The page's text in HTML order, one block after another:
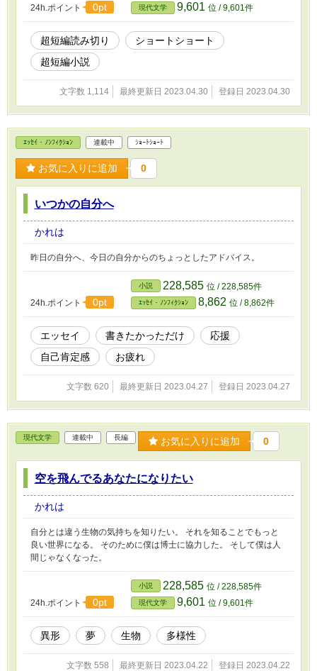
24h.ポイント 0pt 現代文学 9,601 位 / 9,601件
超短編読み切り
ショートショート
超短編小説
文字数 1,114 最終更新日 2023.04.30 登録日 2023.04.30
ｴｯｾｲ・ﾉﾝﾌｨｸｼｮﾝ 連載中 ｼｮｰﾄｼｮｰﾄ
お気に入りに追加 0
いつかの自分へ
かれは
昨日の自分へ、今日の自分からのちょっとしたアドバイス。
24h.ポイント 0pt
小説 228,585 位 / 228,585件
ｴｯｾｲ・ﾉﾝﾌｨｸｼｮﾝ 8,862 位 / 8,862件
エッセイ 書きたかっただけ
応援
自己肯定感
お疲れ
文字数 620 最終更新日 2023.04.27 登録日 2023.04.27
現代文学 連載中 長編 お気に入りに追加 0
空を飛んでるあなたになりたい
かれは
自分とは違う生物の気持ちを知りたい。 それを知ることでもっと
良い世界になる。 そのために僕は博士に協力した。 そして僕は人
間じゃなくなった。
24h.ポイント 0pt
小説 228,585 位 / 228,585件
現代文学 9,601 位 / 9,601件
異形 夢 生物 多様性
文字数 558 最終更新日 2023.04.22 登録日 2023.04.22